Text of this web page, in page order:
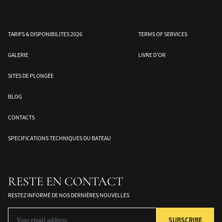
Mer de Banda – Sud des
TARIFS & DISPONIBILITES 2026
GALERIE
SITES DE PLONGÉE
BLOG
CONTACTS
SPECIFICATIONS TECHNIQUES DU BATEAU
TERMS OF SERVICES
LIVRE D’OR
RESTE EN CONTACT
RESTEZ INFORMÉ DE NOS DERNIÈRES NOUVELLES